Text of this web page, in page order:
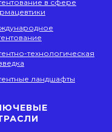
в сфере
технологическая
ландшафты